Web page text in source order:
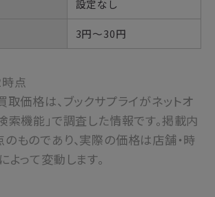
設定なし
3円～30円
点
価格は、ブックサプライがネットオ
索機能」で調査した情報です。掲載内
ものであり、実際の価格は店舗・時
よって変動します。